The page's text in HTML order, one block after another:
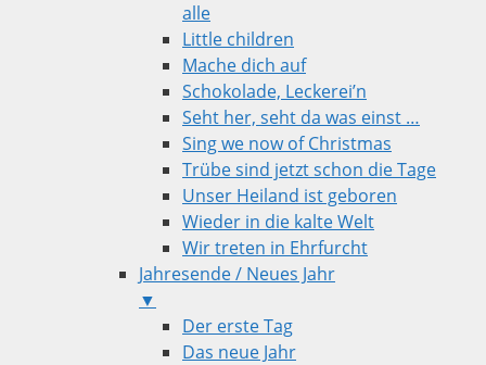
alle
Little children
Mache dich auf
Schokolade, Leckerei’n
Seht her, seht da was einst …
Sing we now of Christmas
Trübe sind jetzt schon die Tage
Unser Heiland ist geboren
Wieder in die kalte Welt
Wir treten in Ehrfurcht
Jahresende / Neues Jahr
▼
Der erste Tag
Das neue Jahr